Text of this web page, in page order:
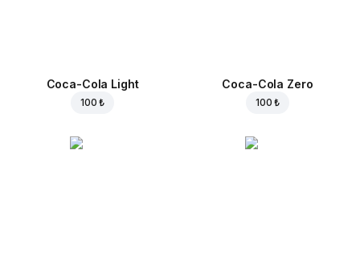
Coca-Cola Light
100 ₺
Coca-Cola Zero
100 ₺